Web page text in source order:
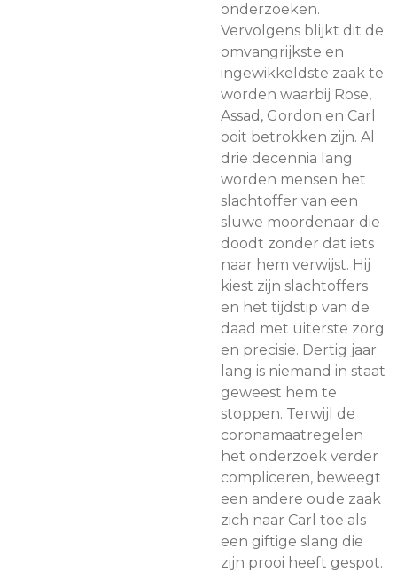
onderzoeken.
Vervolgens blijkt dit de
omvangrijkste en
ingewikkeldste zaak te
worden waarbij Rose,
Assad, Gordon en Carl
ooit betrokken zijn. Al
drie decennia lang
worden mensen het
slachtoffer van een
sluwe moordenaar die
doodt zonder dat iets
naar hem verwijst. Hij
kiest zijn slachtoffers
en het tijdstip van de
daad met uiterste zorg
en precisie. Dertig jaar
lang is niemand in staat
geweest hem te
stoppen. Terwijl de
coronamaatregelen
het onderzoek verder
compliceren, beweegt
een andere oude zaak
zich naar Carl toe als
een giftige slang die
zijn prooi heeft gespot.